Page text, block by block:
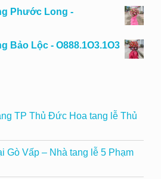
Phước Long -
Bảo Lộc - O888.1O3.1O3
TP Thủ Đức Hoa tang lễ Thủ
Gò Vấp – Nhà tang lễ 5 Phạm